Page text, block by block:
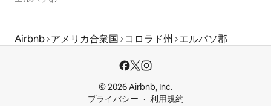
Airbnb アメリカ合衆国 コロラド州 エルパソ郡
© 2026 Airbnb, Inc.
プライバシー
利用規約